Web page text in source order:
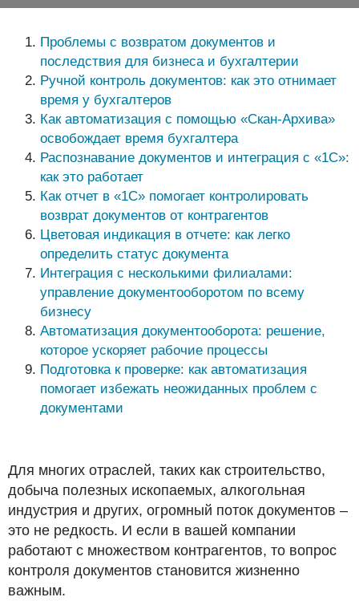
Проблемы с возвратом документов и
последствия для бизнеса и бухгалтерии
Ручной контроль документов: как это отнимает
время у бухгалтеров
Как автоматизация с помощью «Скан-Архива»
освобождает время бухгалтера
Распознавание документов и интеграция с «1С»:
как это работает
Как отчет в «1С» помогает контролировать
возврат документов от контрагентов
Цветовая индикация в отчете: как легко
определить статус документа
Интеграция с несколькими филиалами:
управление документооборотом по всему
бизнесу
Автоматизация документооборота: решение,
которое ускоряет рабочие процессы
Подготовка к проверке: как автоматизация
помогает избежать неожиданных проблем с
документами
Для многих отраслей, таких как строительство,
добыча полезных ископаемых, алкогольная
индустрия и других, огромный поток документов –
это не редкость. И если в вашей компании
работают с множеством контрагентов, то вопрос
контроля документов становится жизненно
важным.